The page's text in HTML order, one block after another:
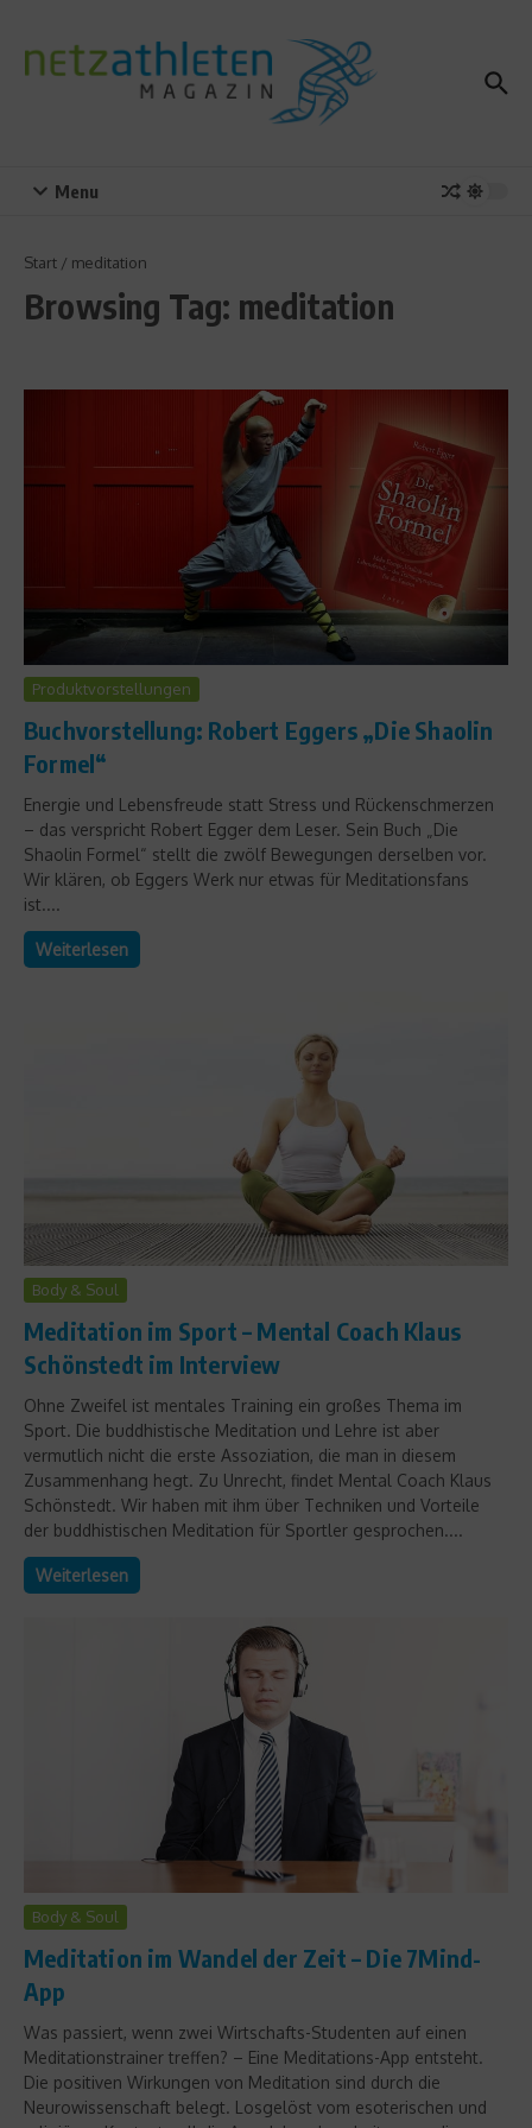
Menu
Start / meditation
Browsing Tag: meditation
Produktvorstellungen
Buchvorstellung: Robert Eggers „Die Shaolin
Formel“
Energie und Lebensfreude statt Stress und Rückenschmerzen
– das verspricht Robert Egger dem Leser. Sein Buch „Die
Shaolin Formel“ stellt die zwölf Bewegungen derselben vor.
Wir klären, ob Eggers Werk nur etwas für Meditationsfans
ist....
Weiterlesen
Body & Soul
Meditation im Sport – Mental Coach Klaus
Schönstedt im Interview
Ohne Zweifel ist mentales Training ein großes Thema im
Sport. Die buddhistische Meditation und Lehre ist aber
vermutlich nicht die erste Assoziation, die man in diesem
Zusammenhang hegt. Zu Unrecht, findet Mental Coach Klaus
Schönstedt. Wir haben mit ihm über Techniken und Vorteile
der buddhistischen Meditation für Sportler gesprochen....
Weiterlesen
Body & Soul
Meditation im Wandel der Zeit – Die 7Mind-
App
Was passiert, wenn zwei Wirtschafts-Studenten auf einen
Meditationstrainer treffen? – Eine Meditations-App entsteht.
Die positiven Wirkungen von Meditation sind durch die
Neurowissenschaft belegt. Losgelöst vom esoterischen und